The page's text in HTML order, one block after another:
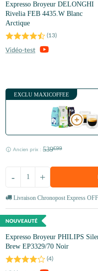
Expresso Broyeur DELONGHI
Rivelia FEB 4435.W Blanc
Arctique
(13)
EXCLU MAXICOFFEE
Ancien prix : 539€99
+
-
Livraison Chronopost Express
Expresso Broyeur PHILIPS
Brew EP3329/70 Noir
(4)